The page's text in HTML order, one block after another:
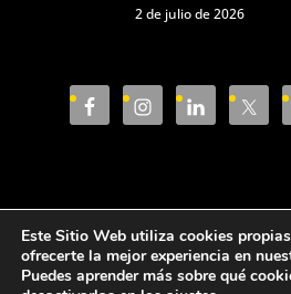
2 de julio de 2026
Aviso Legal
Política de
Política de
Este Sitio Web utiliza cookies
ofrecerte la mejor experiencia en
Puedes aprender más sobre qué